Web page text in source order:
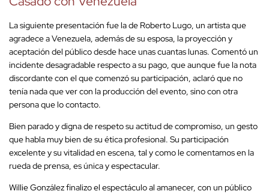
La siguiente presentación fue la de Roberto Lugo, un artista que
agradece a Venezuela, además de su esposa, la proyección y
aceptación del público desde hace unas cuantas lunas. Comentó un
incidente desagradable respecto a su pago, que aunque fue la nota
discordante con el que comenzó su participación, aclaró que no
tenía nada que ver con la producción del evento, sino con otra
persona que lo contacto.
Bien parado y digna de respeto su actitud de compromiso, un gesto
que habla muy bien de su ética profesional. Su participación
excelente y su vitalidad en escena, tal y como le comentamos en la
rueda de prensa, es única y espectacular.
Willie González finalizo el espectáculo al amanecer, con un público